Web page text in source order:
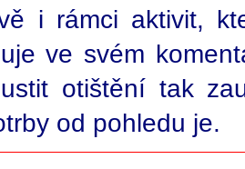
i rámci aktivit,
ve svém
otištění tak
od pohledu je.